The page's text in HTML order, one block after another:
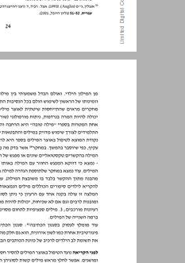
הרחבה והעמקה של אוצר מילים ... 24